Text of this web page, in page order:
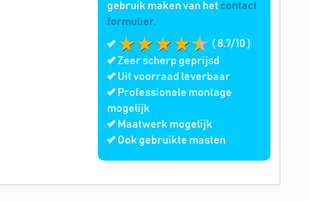
gebruik maken van het contact
formulier.
( 8.7/10 )
Zeer scherp geprijsd
Uit voorraad leverbaar
Professionele montage
mogelijk
Maatwerk mogelijk
Ook gebruikte masten